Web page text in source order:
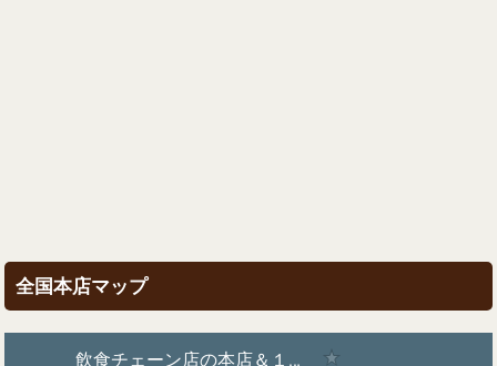
全国本店マップ